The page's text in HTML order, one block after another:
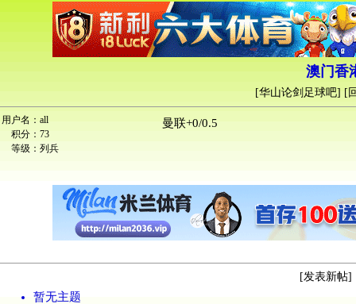
澳门香
[华山论剑足球吧] [
用户名： all
积分： 73
等级： 列兵
曼联+0/0.5
[发表新帖]
暂无主题